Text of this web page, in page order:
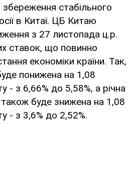
збереження стабільного
в Китаї. ЦБ Китаю
з 27 листопада ц.р.
ставок, що повинно
економіки країни. Так,
понижена на 1,08
- з 6,66% до 5,58%, а річна
буде знижена на 1,08
- з 3,6% до 2,52%.